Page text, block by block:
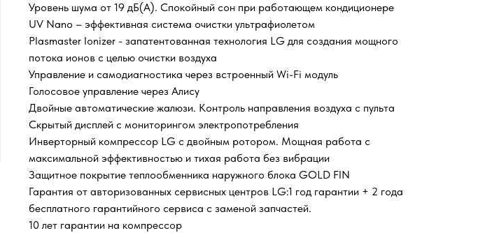
Уровень шума от 19 дБ(А). Спокойный сон при работающем кондиционере
UV Nano – эффективная система очистки ультрафиолетом
Plasmaster Ionizer - запатентованная технология LG для создания мощного
потока ионов с целью очистки воздуха
Управление и самодиагностика через встроенный Wi-Fi модуль
Голосовое управление через Алису
Двойные автоматические жалюзи. Контроль направления воздуха с пульта
Скрытый дисплей с мониторингом электропотребления
Инверторный компрессор LG с двойным ротором. Мощная работа с
максимальной эффективностью и тихая работа без вибрации
Защитное покрытие теплообменника наружного блока GOLD FIN
Гарантия от авторизованных сервисных центров LG:1 год гарантии + 2 года
бесплатного гарантийного сервиса с заменой запчастей.
10 лет гарантии на компрессор